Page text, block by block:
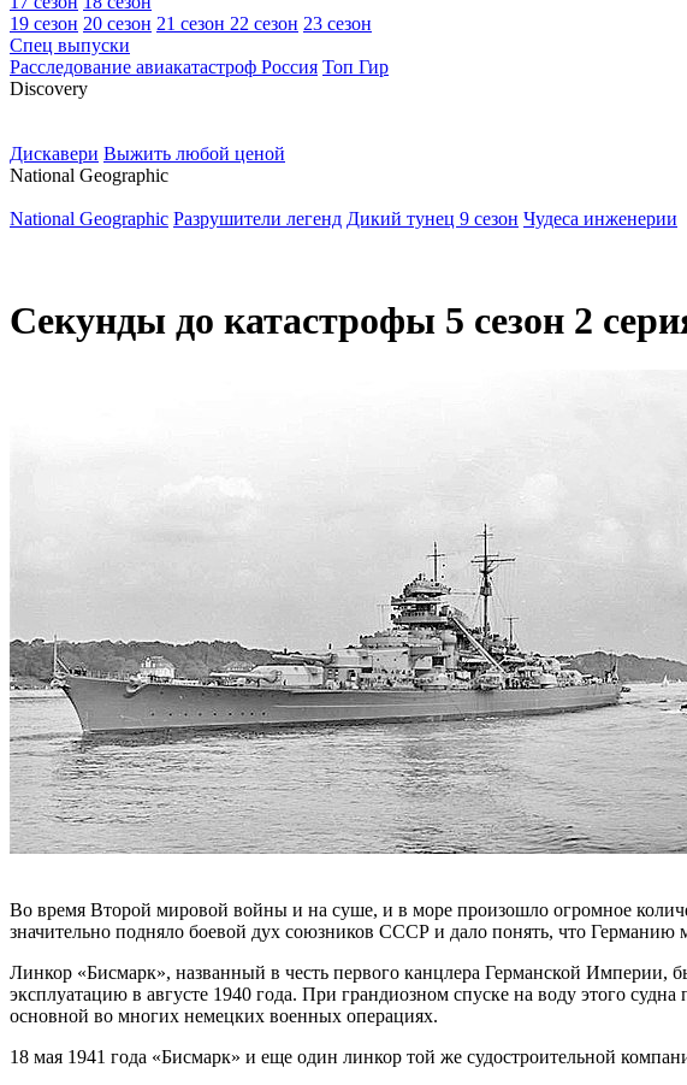
19 сезон 20 сезон 21 сезон 22 сезон 23 сезон
Спец выпуски
Расследование авиакатастроф Россия Топ Гир
Discovery
Дискавери Выжить любой ценой
National Geographic
National Geographic Разрушители легенд Дикий тунец 9 сезон Чудеса инженерии
Секунды до катастрофы 5 сезон 2
Во время Второй мировой войны и на суше, и в море произошло огромное
значительно подняло боевой дух союзников СССР и дало понять, что Германию
Линкор «Бисмарк», названный в честь первого канцлера Германской Империи,
эксплуатацию в августе 1940 года. При грандиозном спуске на воду этого
основной во многих немецких военных операциях.
18 мая 1941 года «Бисмарк» и еще один линкор той же судостроительной